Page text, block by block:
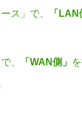
ス」で、
「
、 「WAN側」